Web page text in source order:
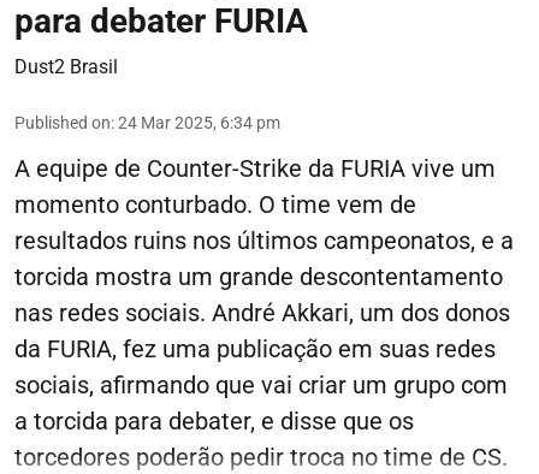
para debater FURIA
Dust2 Brasil
Published on:24 Mar 2025, 6:34 pm
A equipe de Counter-Strike da FURIA vive um
momento conturbado. O time vem de
resultados ruins nos últimos campeonatos, e a
torcida mostra um grande descontentamento
nas redes sociais. André Akkari, um dos donos
da FURIA, fez uma publicação em suas redes
sociais, afirmando que vai criar um grupo com
a torcida para debater, e disse que os
torcedores poderão pedir troca no time de CS.